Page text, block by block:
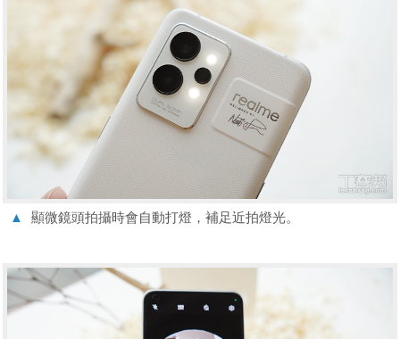
▲ 顯微鏡頭拍攝時會自動打燈，補足近拍燈光。